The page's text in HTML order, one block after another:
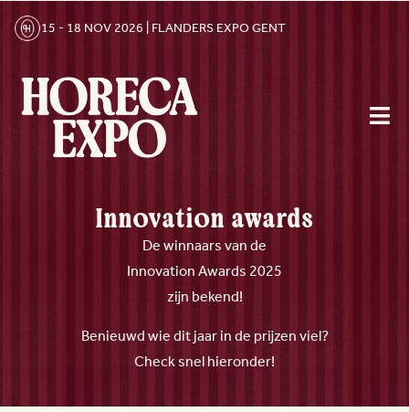
15 - 18 NOV 2026 | FLANDERS EXPO GENT
Innovation awards
De winnaars van de
Innovation Awards 2025
zijn bekend!
Benieuwd wie dit jaar in de prijzen viel?
Check snel hieronder!